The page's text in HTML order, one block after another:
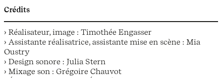
Crédits
› Réalisateur, image : Timothée Engasser
› Assistante réalisatrice, assistante mise en scène : Mia
Oustry
› Design sonore : Julia Stern
› Mixage son : Grégoire Chauvot